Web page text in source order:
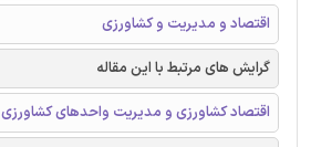
اقتصاد و مدیریت و کشاورزی
گرایش های مرتبط با این مقاله
اقتصاد کشاورزی و مدیریت واحدهای کشاورزی